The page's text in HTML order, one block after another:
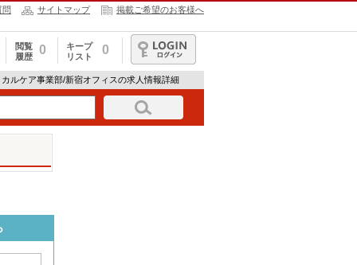
問 サイトマップ 掲載ご希望のお客様へ
閲覧
履歴
0
キープ
リスト
0
ログイン
ルケア事業部/新宿オフィスの求人情報詳細